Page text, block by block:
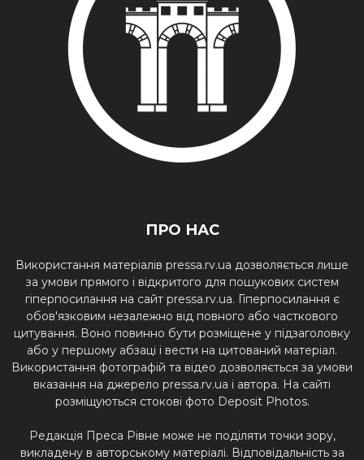
ПРО НАС
Використання матеріалів pressa.rv.ua дозволяється лише
за умови прямого і відкритого для пошукових систем
гіперпосилання на сайт pressa.rv.ua. Гіперпосилання є
обов'язковим незалежно від повного або часткового
цитування. Воно повинно бути розміщене у підзаголовку
або у першому абзаці і вести на цитований матеріал.
Використання фотографій та відео дозволяється за умови
вказання на джерело pressa.rv.ua і автора. На сайті
розміщуються стокові фото Deposit Photos.
Редакція Преса Рівне може не поділяти точки зору,
викладену в авторському матеріалі. Відповідальність за